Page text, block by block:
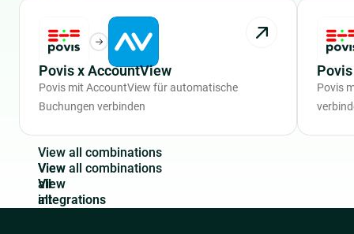
Povis x AccountView
Povis mit AccountView für automatische
Buchungen verbinden
Povis
Povis
View a combinations
View
all
integrations